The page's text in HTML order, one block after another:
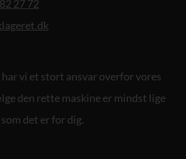
27 72
vi et stort ansvar overfor vores
den rette maskine er mindst lige
det er for dig.